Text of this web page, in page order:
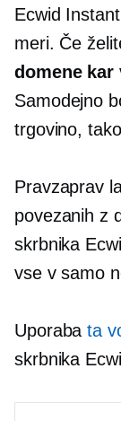
Ecwid
meri. Če
domene kar
Samodejno
trgovino,
Pravzaprav
povezanih z
skrbnika
vse v samo
Uporabata
skrbnika